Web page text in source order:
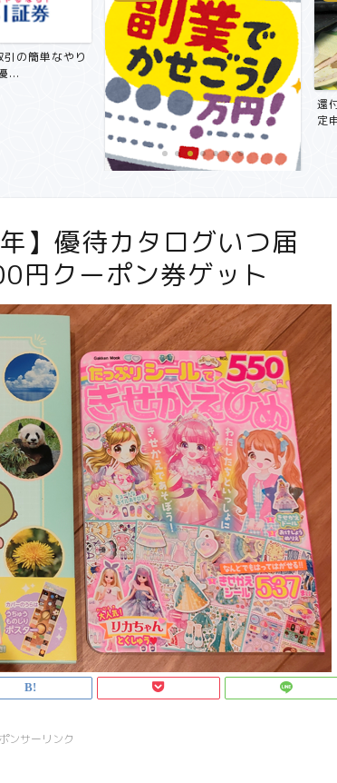
の簡単なやり
...
還
定
】優待カタログいつ届
円クーポン券ゲット
ンサーリンク